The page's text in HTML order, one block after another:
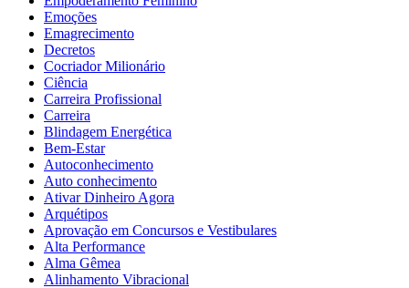
Emoções
Emagrecimento
Decretos
Cocriador Milionário
Ciência
Carreira Profissional
Carreira
Blindagem Energética
Bem-Estar
Autoconhecimento
Auto conhecimento
Ativar Dinheiro Agora
Arquétipos
Aprovação em Concursos e Vestibulares
Alta Performance
Alma Gêmea
Alinhamento Vibracional